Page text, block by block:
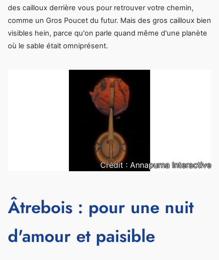
des cailloux derrière vous pour retrouver votre chemin,
comme un Gros Poucet du futur. Mais des gros cailloux bien
visibles hein, parce qu'on parle quand même d'une planète
où le sable était omniprésent.
Crédit : Annapurna Interactive
Âtrebois : pour une nuit
d'amour et paisible